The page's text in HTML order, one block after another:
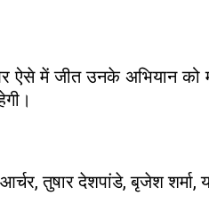
ऐसे में जीत उनके अभियान
तुषार देशपांडे, बृजेश शर्मा,